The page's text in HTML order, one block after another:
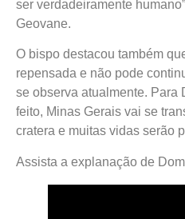
ser verdadeiramente
Geovane.
O bispo destacou também
repensada e não pode
se observa atualmente. Para
feito, Minas Gerais vai se
cratera e muitas vidas serão
Assista a explanação de